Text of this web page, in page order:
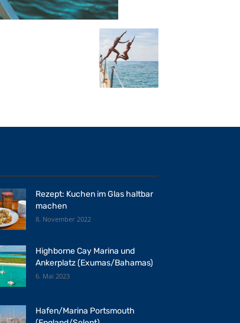
Rezept: Kuchen im Glas haltbar
machen
8. November 2022
Highborne Cay Marina und
Ankerplatz (Exumas/Bahamas)
6. Mai 2023
Hafen/Marina Portsmouth